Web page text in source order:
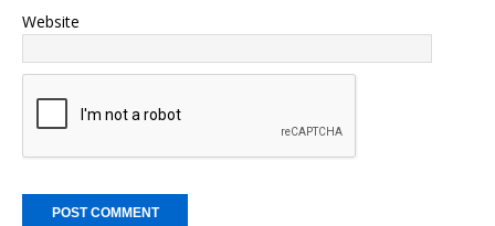
Website